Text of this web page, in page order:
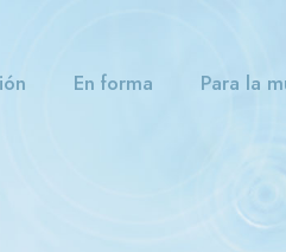
En forma Para la